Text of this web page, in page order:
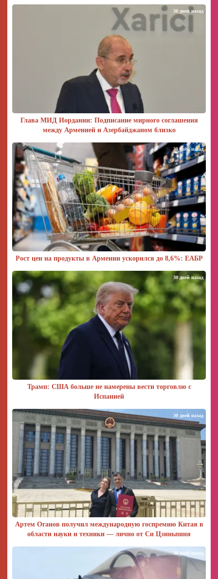
Глава МИД Иордании: Подписание мирного соглашения
между Арменией и Азербайджаном близко
30 дней назад
Рост цен на продукты в Армении ускорился до 8,6%: ЕАБР
30 дней назад
Трамп: США больше не намерены вести торговлю с
Испанией
30 дней назад
Артем Оганов получил международную госпремию Китая в
области науки и техники — лично от Си Цзиньпиня
30 дней назад
30 дней назад